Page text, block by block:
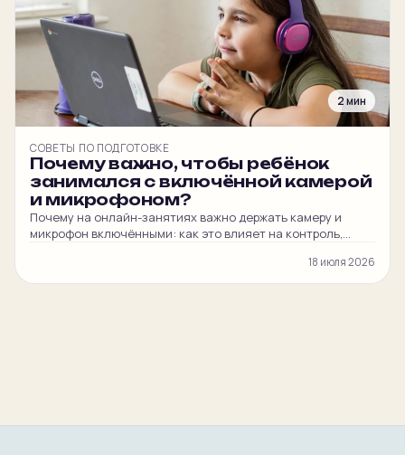
2 мин
СОВЕТЫ ПО ПОДГОТОВКЕ
Почему важно, чтобы ребёнок
занимался с включённой камерой
и микрофоном?
Почему на онлайн-занятиях важно держать камеру и
микрофон включёнными: как это влияет на контроль,
18 июля 2026